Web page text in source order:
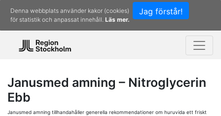
Jag förstår!
Denna webbplats använder kakor (cookies)
för statistik och anpassat innehåll. Läs mer.
Janusmed amning – Nitroglycerin
Ebb
Janusmed amning tillhandahåller generella rekommendationer om huruvida ett friskt